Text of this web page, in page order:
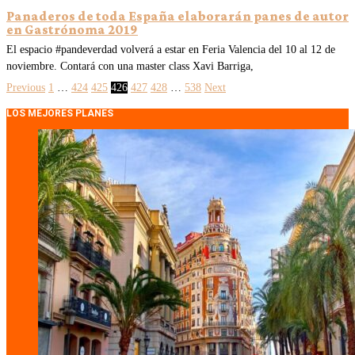
Panaderos de toda España elaborarán panes de autor
en Gastrónoma 2019
El espacio #pandeverdad volverá a estar en Feria Valencia del 10 al 12 de
noviembre. Contará con una master class Xavi Barriga,
Previous 1 … 424 425 426 427 428 … 538 Next
LOS MEJORES PLANES